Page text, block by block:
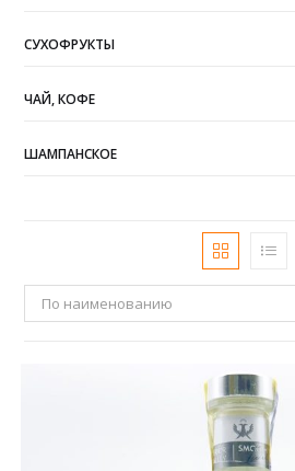
СУХОФРУКТЫ
ЧАЙ, КОФЕ
ШАМПАНСКОЕ
По наименованию